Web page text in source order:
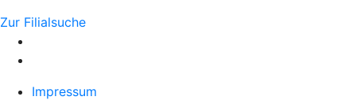
Zur Filialsuche
Impressum